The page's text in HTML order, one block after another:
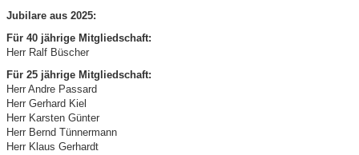
Jubilare aus 2025:
Für 40 jährige Mitgliedschaft:
Herr Ralf Büscher
Für 25 jährige Mitgliedschaft:
Herr Andre Passard
Herr Gerhard Kiel
Herr Karsten Günter
Herr Bernd Tünnermann
Herr Klaus Gerhardt